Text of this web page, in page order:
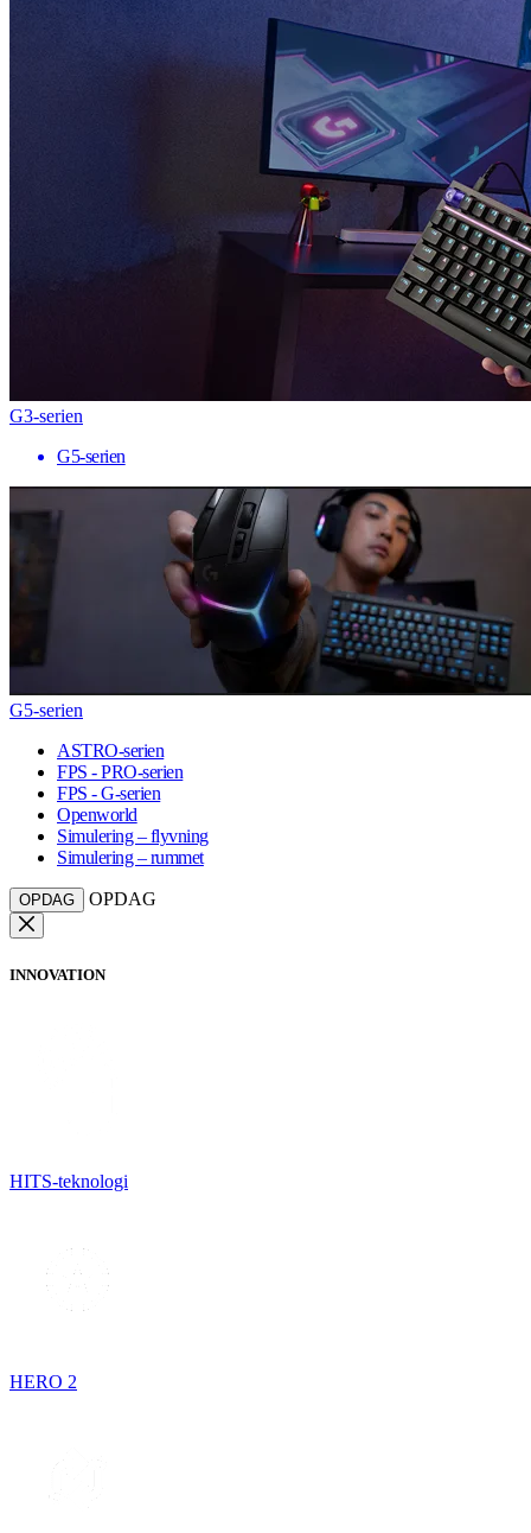
G3-serien
G5-serien
G5-serien
ASTRO-serien
FPS - PRO-serien
FPS - G-serien
Openworld
Simulering – flyvning
Simulering – rummet
OPDAG OPDAG
INNOVATION
HITS-teknologi
HERO 2